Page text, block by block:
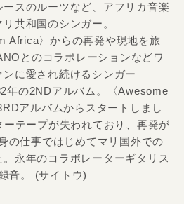
スのルーツなど、アフリカ音楽
共和国のシンガー。
Africa〉からの再発や現地を旅
とのコラボレーションなどワ
に愛され続けるシンガー
年の2NDアルバム。〈Awesome
アルバムからスタートしまし
テープが失われており、再発が
の仕事ではじめてマリ国外での
永年のコラボレーターギタリス
音。 (サイトウ)